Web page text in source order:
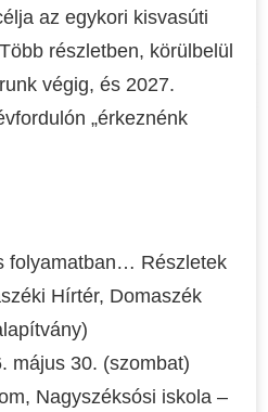
az egykori kisvasúti
részletben, körülbelül
végig, és 2027.
„érkeznénk
folyamatban… Részletek
Hírtér, Domaszék
május 30. (szombat)
Nagyszéksósi iskola –